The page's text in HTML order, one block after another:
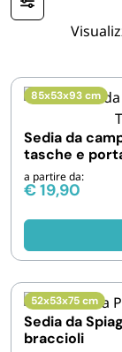
PET
PARTY
85x53x93 cm
Sedia da
tasche e
a partire da:
€19,90
52x53x75 cm
Sedia da
braccioli